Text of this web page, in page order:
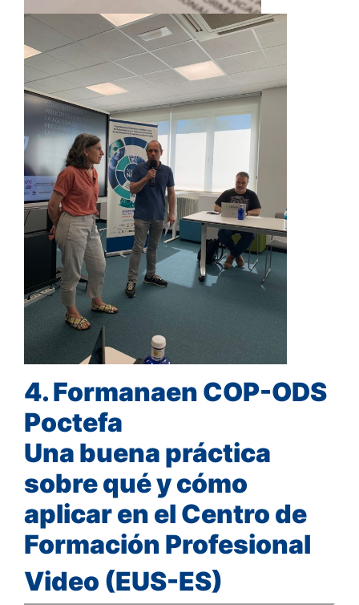
4. Formanaen COP-ODS
Poctefa
Una buena práctica
sobre qué y cómo
aplicar en el Centro de
Formación Profesional
Video (EUS-ES)